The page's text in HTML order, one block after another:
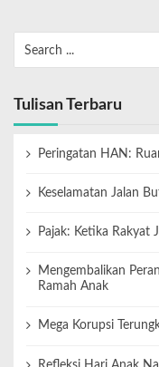
Tulisan Terbaru
Peringatan HAN:
Keselamatan Jalan
Pajak: Ketika Rakyat
Mengembalikan
Ramah Anak
Mega Korupsi